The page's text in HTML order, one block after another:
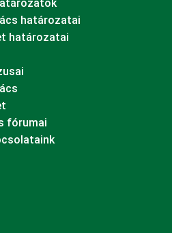
határozatai
határozatai
fórumai